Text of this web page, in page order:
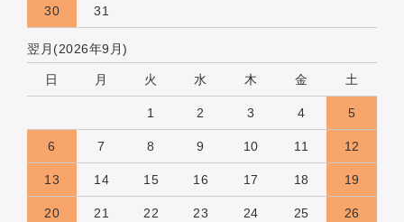
30 31
翌月(2026年9月)
日 月 火 水 木 金 土
1 2 3 4 5
6 7 8 9 10 11 12
13 14 15 16 17 18 19
20 21 22 23 24 25 26